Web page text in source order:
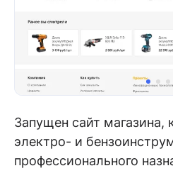
Запущен сайт магазина,
электро- и
профессионального